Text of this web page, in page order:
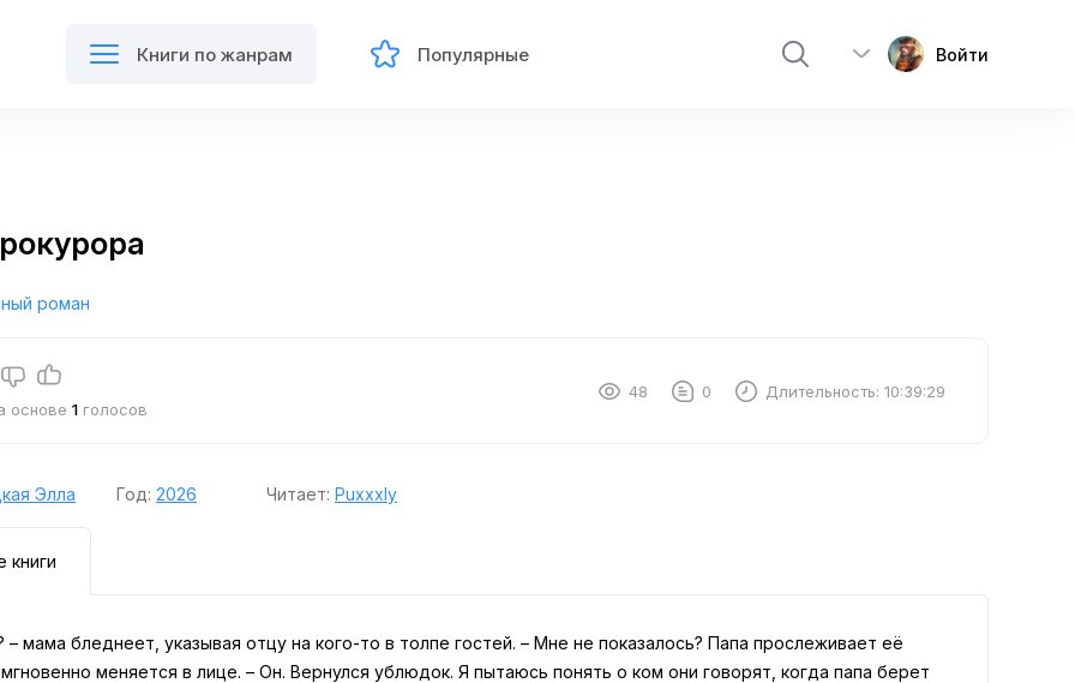
Книги по жанрам Популярные Войти
роман
основе 1 голосов
48 0 Длительность: 10:39:29
Элла Год: 2026 Читает: Puxxxly
книги
– мама бледнеет, указывая отцу на кого-то в толпе гостей. – Мне не показалось? Папа прослеживает её
мгновенно меняется в лице. – Он. Вернулся ублюдок. Я пытаюсь понять о ком они говорят, когда папа берет